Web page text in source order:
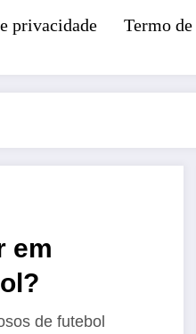
privacidade Termo
em
de futebol